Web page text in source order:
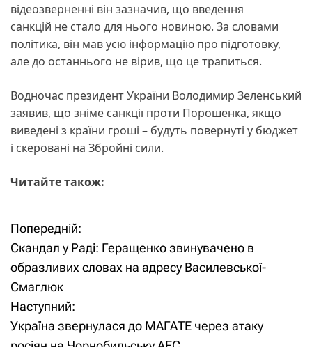
відеозверненні він зазначив, що введення
санкцій не стало для нього новиною. За словами
політика, він мав усю інформацію про підготовку,
але до останнього не вірив, що це трапиться.
Водночас президент України Володимир Зеленський
заявив, що зніме санкції проти Порошенка, якщо
виведені з країни гроші – будуть повернуті у бюджет
і скеровані на Збройні сили.
Читайте також:
Н
а
в
і
Попередній:
Скандал у Раді: Геращенко звинувачено в
образливих словах на адресу Василевської-
Смаглюк
Наступний:
Україна звернулася до МАГАТЕ через атаку